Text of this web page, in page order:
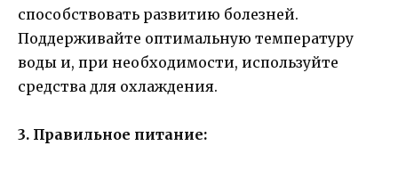
способствовать развитию болезней.
Поддерживайте оптимальную температуру
воды и, при необходимости, используйте
средства для охлаждения.
3. Правильное питание: